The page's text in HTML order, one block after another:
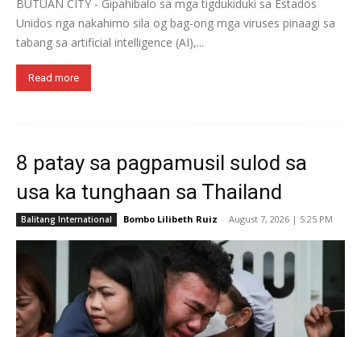
BUTUAN CITY - Gipahibalo sa mga tigdukiduki sa Estados
Unidos nga nakahimo sila og bag-ong mga viruses pinaagi sa
tabang sa artificial intelligence (AI),...
Read more
8 patay sa pagpamusil sulod sa
usa ka tunghaan sa Thailand
Balitang International Bombo Lilibeth Ruiz - August 7, 2026 | 5:25 PM